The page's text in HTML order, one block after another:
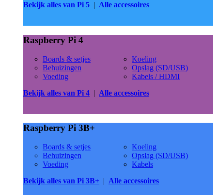
Bekijk alles van Pi 5 | Alle accessoires
Raspberry Pi 4
Boards & setjes
Behuizingen
Voeding
Koeling
Opslag (SD/USB)
Kabels / HDMI
Bekijk alles van Pi 4 | Alle accessoires
Raspberry Pi 3B+
Boards & setjes
Behuizingen
Voeding
Koeling
Opslag (SD/USB)
Kabels
Bekijk alles van Pi 3B+ | Alle accessoires